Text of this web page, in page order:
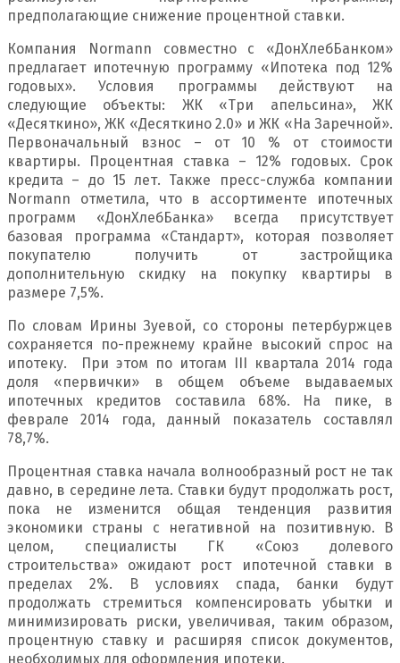
предполагающие снижение процентной ставки.
Компания Normann совместно с «ДонХлебБанком»
предлагает ипотечную программу «Ипотека под 12%
годовых». Условия программы действуют на
следующие объекты: ЖК «Три апельсина», ЖК
«Десяткино», ЖК «Десяткино 2.0» и ЖК «На Заречной».
Первоначальный взнос – от 10 % от стоимости
квартиры. Процентная ставка – 12% годовых. Срок
кредита – до 15 лет. Также пресс-служба компании
Normann отметила, что в ассортименте ипотечных
программ «ДонХлебБанка» всегда присутствует
базовая программа «Стандарт», которая позволяет
покупателю получить от застройщика
дополнительную скидку на покупку квартиры в
размере 7,5%.
По словам Ирины Зуевой, со стороны петербуржцев
сохраняется по-прежнему крайне высокий спрос на
ипотеку. При этом по итогам III квартала 2014 года
доля «первички» в общем объеме выдаваемых
ипотечных кредитов составила 68%. На пике, в
феврале 2014 года, данный показатель составлял
78,7%.
Процентная ставка начала волнообразный рост не так
давно, в середине лета. Ставки будут продолжать рост,
пока не изменится общая тенденция развития
экономики страны с негативной на позитивную. В
целом, специалисты ГК «Союз долевого
строительства» ожидают рост ипотечной ставки в
пределах 2%. В условиях спада, банки будут
продолжать стремиться компенсировать убытки и
минимизировать риски, увеличивая, таким образом,
процентную ставку и расширяя список документов,
необходимых для оформления ипотеки.